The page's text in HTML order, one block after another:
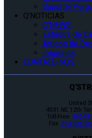
Suporte/
Q’NOTICIAS
Q’NEWS
Estudos de
Artigos de
Imprensa
CONTATE-NOS
United
4031 NE 12th
Toll-Free: 800-
Fax: 954-986-